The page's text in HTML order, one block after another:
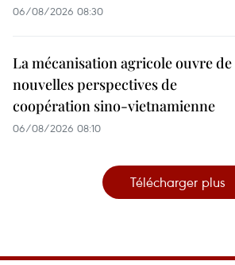
06/08/2026 08:30
La mécanisation agricole ouvre de
nouvelles perspectives de
coopération sino-vietnamienne
06/08/2026 08:10
Télécharger plus